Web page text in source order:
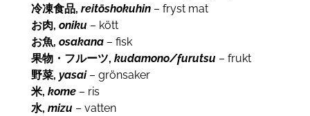
冷凍食品, reitōshokuhin– fryst mat
お肉, oniku – kött
お魚, osakana – fisk
果物・フルーツ, kudamono/furutsu – frukt
野菜, yasai– grönsaker
米, kome– ris
水, mizu – vatten